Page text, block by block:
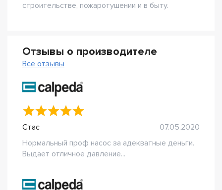
строительстве, пожаротушении и в быту.
Отзывы о производителе
Все отзывы
Стас
07.05.2020
Нормальный проф насос за адекватные деньги.
Выдает отличное давление...